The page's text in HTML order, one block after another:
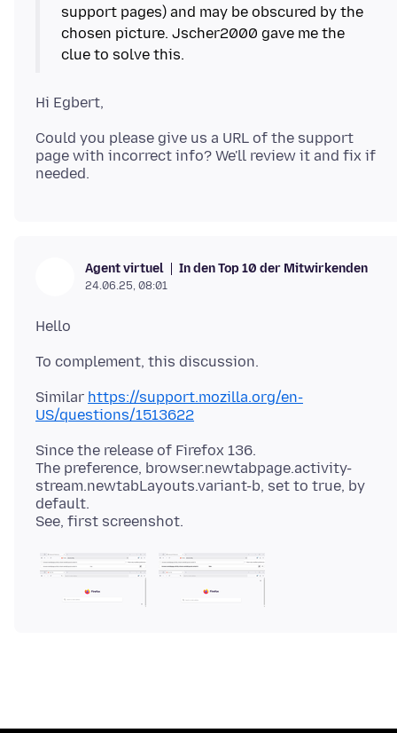
support pages) and may be obscured by the
chosen picture. Jscher2000 gave me the
Could you please give us a URL of the support
page with incorrect info? We'll review it and fix if
Agent virtuel In den Top 10 der Mitwirkenden
24.06.25, 08:01
Similar https://support.mozilla.org/en-
US/questions/1513622
Since the release of Firefox 136.
The preference, browser.newtabpage.activity-
stream.newtabLayouts.variant-b, set to true, by
default.